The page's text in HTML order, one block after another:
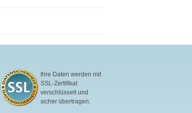
Ihre Daten werden mit
SSL-Zertifikat
verschlüsselt und
sicher übertragen.